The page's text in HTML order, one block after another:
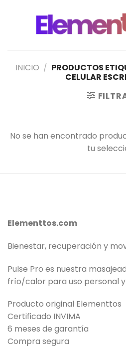
INICIO / PRODUCTOS
CELULAR
No se han encontrado
tu
Elementtos.com
Bienestar, recuperación y
Pulse Pro es nuestra
frío/calor para uso personal
Producto original Elementtos
Certificado INVIMA
6 meses de garantía
Compra segura